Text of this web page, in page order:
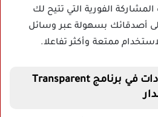
الفورية التي تتيح لك
أصدقائك بسهولة عبر وسائل
ممتعة وأكثر تفاعلا.
نظرة على قسم الإعدادات في برنامج Transparent